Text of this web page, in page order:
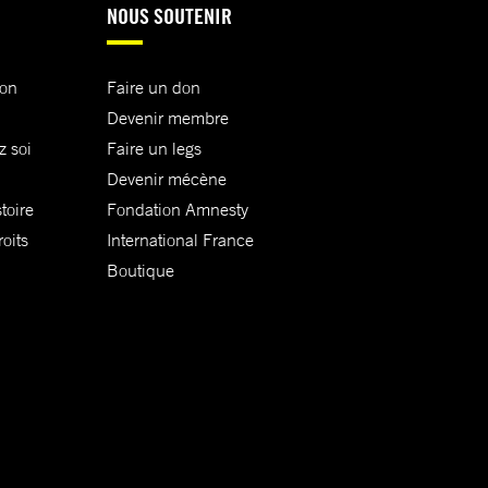
soi
NOUS SOUTENIR
Faire un don
Devenir membre
Faire un legs
Devenir mécène
Fondation Amnesty
International France
Boutique